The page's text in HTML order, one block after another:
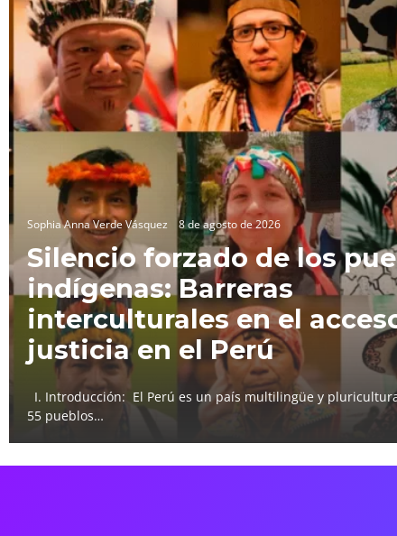
Sophia Anna Verde Vásquez 8 de agosto de 2026
Silencio forzado de los
indígenas: Barreras
interculturales en el
justicia en el Perú
I. Introducción: El Perú es un país multilingüe y
55 pueblos…